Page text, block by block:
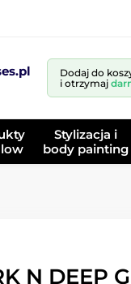
Dodaj do
i otrzymaj
Stylizacja i
body painting
N DEEP